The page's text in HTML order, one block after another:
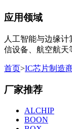
应用领域
人工智能与边缘
信设备、航空航天
首页>IC芯片制造
厂家推荐
ALCHIP
BOON